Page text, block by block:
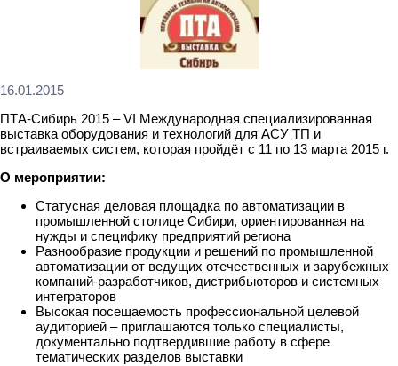
16.01.2015
ПТА-Сибирь 2015 – VI Международная специализированная
выставка оборудования и технологий для АСУ ТП и
встраиваемых систем, которая пройдёт с 11 по 13 марта 2015 г.
О мероприятии:
Статусная деловая площадка по автоматизации в
промышленной столице Сибири, ориентированная на
нужды и специфику предприятий региона
Разнообразие продукции и решений по промышленной
автоматизации от ведущих отечественных и зарубежных
компаний-разработчиков, дистрибьюторов и системных
интеграторов
Высокая посещаемость профессиональной целевой
аудиторией – приглашаются только специалисты,
документально подтвердившие работу в сфере
тематических разделов выставки